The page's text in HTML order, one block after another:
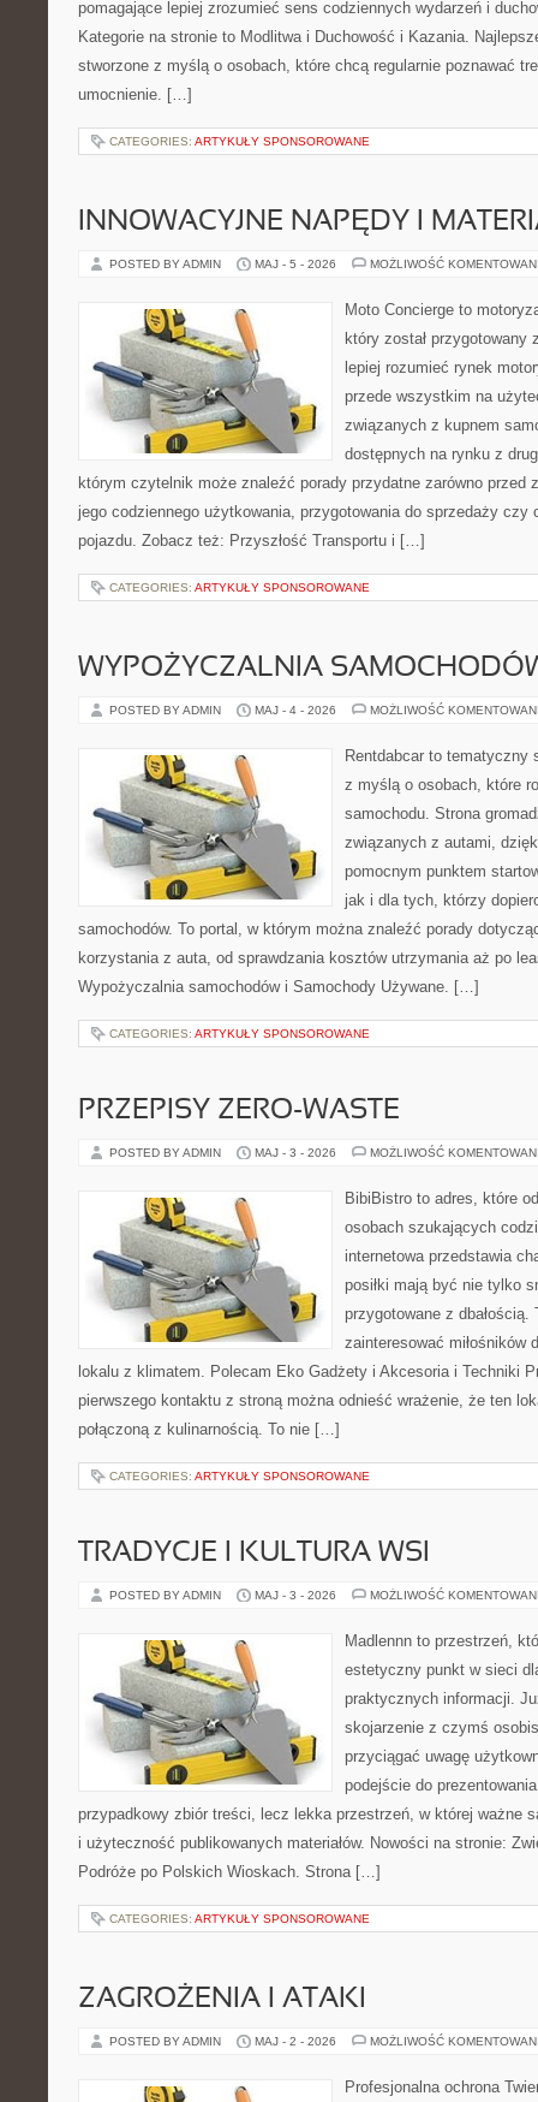
pomagające lepiej zrozumieć sens codziennych wydarzeń i
Kategorie na stronie to Modlitwa i Duchowość i Kazania.
stworzone z myślą o osobach, które chcą regularnie poznawać
umocnienie. […]
CATEGORIES: ARTYKUŁY SPONSOROWANE
INNOWACYJNE NAPĘDY I
POSTED BY ADMIN MAJ - 5 - 2026 MOŻLIWOŚĆ
Moto Concierge to
który został
lepiej rozumieć rynek
przede wszystkim na
związanych z kupnem
dostępnych na rynku z
którym czytelnik może znaleźć porady przydatne zarówno przed
jego codziennego użytkowania, przygotowania do sprzedaży czy
pojazdu. Zobacz też: Przyszłość Transportu i […]
CATEGORIES: ARTYKUŁY SPONSOROWANE
WYPOŻYCZALNIA
POSTED BY ADMIN MAJ - 4 - 2026 MOŻLIWOŚĆ
Rentdabcar to tematyczny
z myślą o osobach, które
samochodu. Strona
związanych z autami,
pomocnym punktem
jak i dla tych, którzy
samochodów. To portal, w którym można znaleźć porady
korzystania z auta, od sprawdzania kosztów utrzymania aż po
Wypożyczalnia samochodów i Samochody Używane. […]
CATEGORIES: ARTYKUŁY SPONSOROWANE
PRZEPISY ZERO-WASTE
POSTED BY ADMIN MAJ - 3 - 2026 MOŻLIWOŚĆ
BibiBistro to adres, które
osobach szukających
internetowa przedstawia
posiłki mają być nie tylko
przygotowane z
zainteresować miłośników
lokalu z klimatem. Polecam Eko Gadżety i Akcesoria i Techniki
pierwszego kontaktu z stroną można odnieść wrażenie, że ten
połączoną z kulinarnością. To nie […]
CATEGORIES: ARTYKUŁY SPONSOROWANE
TRADYCJE I KULTURA WSI
POSTED BY ADMIN MAJ - 3 - 2026 MOŻLIWOŚĆ
Madlennn to przestrzeń,
estetyczny punkt w sieci
praktycznych informacji.
skojarzenie z czymś
przyciągać uwagę
podejście do
przypadkowy zbiór treści, lecz lekka przestrzeń, w której ważne
i użyteczność publikowanych materiałów. Nowości na stronie:
Podróże po Polskich Wioskach. Strona […]
CATEGORIES: ARTYKUŁY SPONSOROWANE
ZAGROŻENIA I ATAKI
POSTED BY ADMIN MAJ - 2 - 2026 MOŻLIWOŚĆ
Profesjonalna ochrona